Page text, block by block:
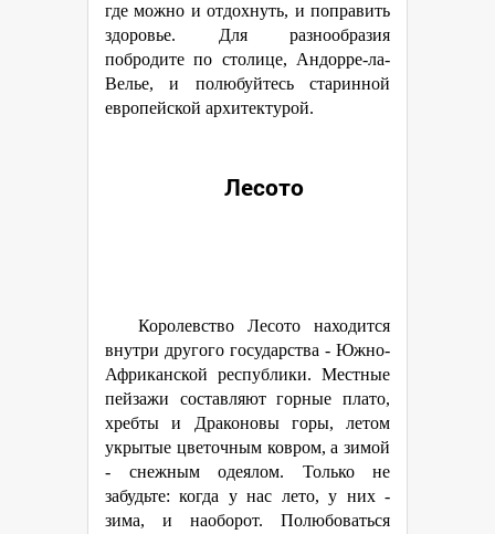
где можно и отдохнуть, и поправить
здоровье. Для разнообразия
побродите по столице, Андорре-ла-
Велье, и полюбуйтесь старинной
европейской архитектурой.
Лесото
Королевство Лесото находится
внутри другого государства - Южно-
Африканской республики. Местные
пейзажи составляют горные плато,
хребты и Драконовы горы, летом
укрытые цветочным ковром, а зимой
- снежным одеялом. Только не
забудьте: когда у нас лето, у них -
зима, и наоборот. Полюбоваться